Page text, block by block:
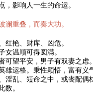
，影响人一生的命运。
澜重叠，而奏大功。
红艳、财库、凶危。
女温顺可得圆满。
可望平安，男子有双妻之虑。
雄运格。秉性颖悟，富有
淫乱、短命之中，或丧配
数。